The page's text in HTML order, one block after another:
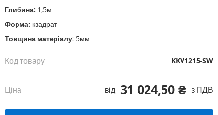
Глибина: 1,5м
Форма: квадрат
Товщина матеріалу: 5мм
31 024,50 ₴ з ПДВ
Ціна від
Код товару KKV1215-SW